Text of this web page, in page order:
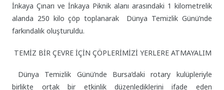
İnkaya Çınarı ve İnkaya Piknik alanı arasındaki 1 kilometrelik
alanda 250 kilo çöp toplanarak Dünya Temizlik Günü’nde
farkındalık oluşturuldu.
TEMİZ BİR ÇEVRE İÇİN ÇÖPLERİMİZİ YERLERE ATMAYALIM
Dünya Temizlik Günü’nde Bursa’daki rotary kulüpleriyle
birlikte ortak bir etkinlik düzenlediklerini ifade eden